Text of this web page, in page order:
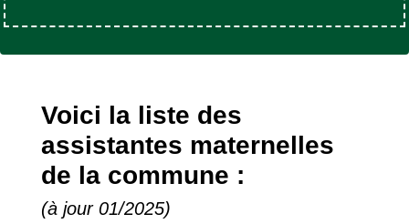
Voici la liste des
assistantes maternelles
de la commune :
(à jour 01/2025)